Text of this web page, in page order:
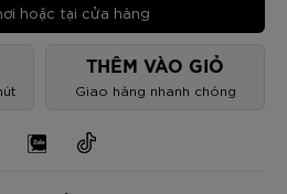
hoặc tại cửa hàng
THÊM VÀO GIỎ
Giao hàng nhanh chóng